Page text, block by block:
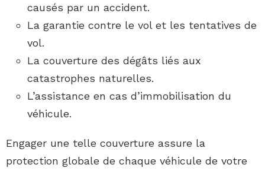
causés par un accident.
La garantie contre le vol et les tentatives de
vol.
La couverture des dégâts liés aux
catastrophes naturelles.
L’assistance en cas d’immobilisation du
véhicule.
Engager une telle couverture assure la
protection globale de chaque véhicule de votre